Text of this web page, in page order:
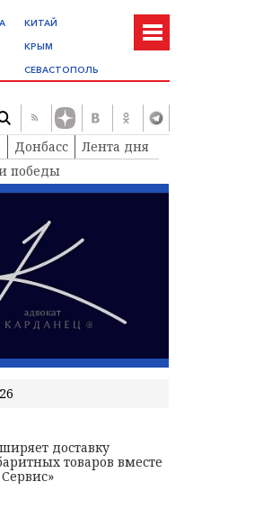
КИТАЙ
КРЫМ
СЕВАСТОПОЛЬ
Донбасс
Лента дня
победы
доставку
товаров вместе